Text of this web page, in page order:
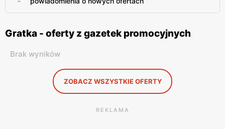
Gratka - oferty z gazetek promocyjnych
Brak wyników
ZOBACZ WSZYSTKIE OFERTY
REKLAMA